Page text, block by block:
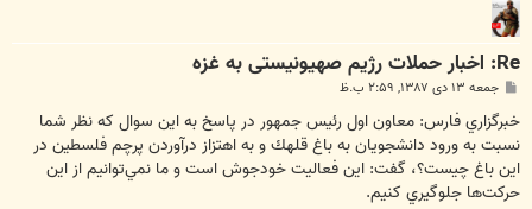
Re: اخبار حملات رژیم صهیونیستی به غزه
پ
ت
جمعه ۱۳ دی ۱۳۸۷, ۲:۵۹ ب.ظ
خبرگزاري فارس: معاون اول رئيس جمهور در پاسخ به اين سوال كه نظر شما
نسبت به ورود دانشجويان به باغ قلهك و به اهتزاز درآوردن پرچم فلسطين در
اين باغ چيست؟، گفت: اين فعاليت خودجوش است و ما نمي‌توانيم از اين
حركت‌ها جلوگيري كنيم.